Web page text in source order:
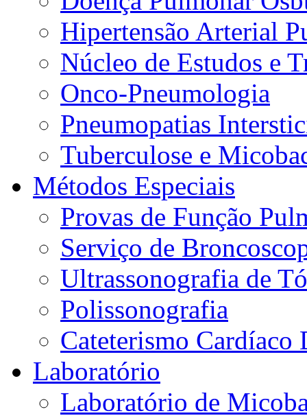
Hipertensão Arterial
Núcleo de Estudos e
Onco-Pneumologia
Pneumopatias
Tuberculose e
Métodos Especiais
Provas de Função
Serviço de
Ultrassonografia de
Polissonografia
Cateterismo Cardíaco
Laboratório
Laboratório de